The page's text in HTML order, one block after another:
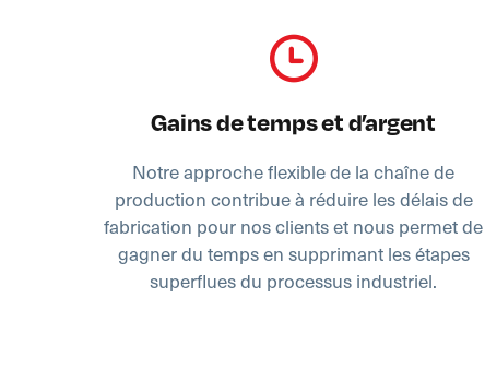
Gains de temps et d’argent
Notre approche flexible de la chaîne de
production contribue à réduire les délais de
fabrication pour nos clients et nous permet de
gagner du temps en supprimant les étapes
superflues du processus industriel.